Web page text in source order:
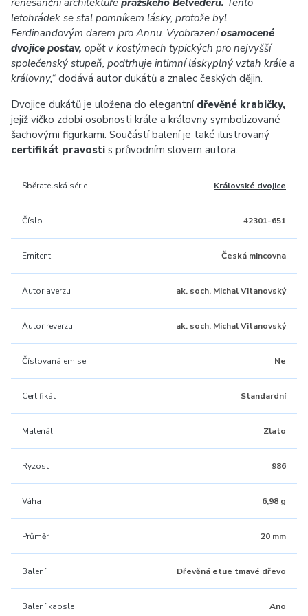
renesanční architektuře pražského Belvedéru. Tento
letohrádek se stal pomníkem lásky, protože byl
Ferdinandovým darem pro Annu. Vyobrazeníosamocené
dvojice postav, opět v kostýmech typických pro nejvyšší
společenský stupeň, podtrhuje intimní láskyplný vztah krále a
královny,“ dodává autor dukátů a znalec českých dějin.
Dvojice dukátů je uložena do elegantní dřevěné krabičky,
jejíž víčko zdobí osobnosti krále a královny symbolizované
šachovými figurkami. Součástí balení je také ilustrovaný
certifikát pravosti s průvodním slovem autora.
Sběratelská série Královské dvojice
Číslo 42301-651
Emitent Česká mincovna
Autor averzu ak. soch. Michal Vitanovský
Autor reverzu ak. soch. Michal Vitanovský
Číslovaná emise Ne
Certifikát Standardní
Materiál Zlato
Ryzost 986
Váha 6,98 g
Průměr 20 mm
Balení Dřevěná etue tmavé dřevo
Balení kapsle Ano